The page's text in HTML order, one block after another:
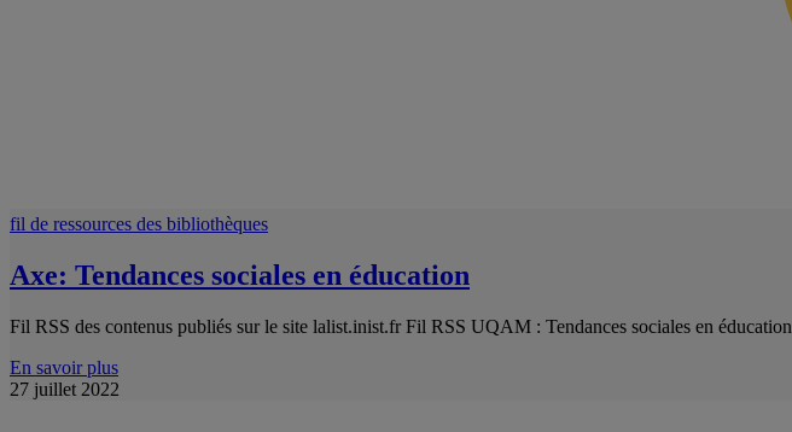
fil de ressources des bibliothèques
Axe: Tendances sociales en éducation
Fil RSS des contenus publiés sur le site lalist.inist.fr Fil RSS UQAM : Tendances sociales en éducation
En savoir plus
27 juillet 2022